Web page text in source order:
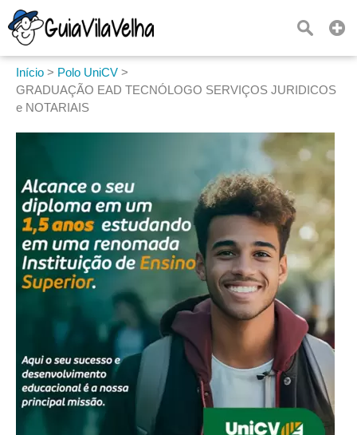
Início > Polo UniCV >
GRADUAÇÃO EAD TECNÓLOGO SERVIÇOS JURIDICOS
e NOTARIAIS